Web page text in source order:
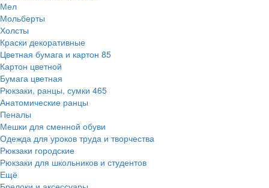
Мел
Мольберты
Холсты
Краски декоративные
Цветная бумага и картон 85
Картон цветной
Бумага цветная
Рюкзаки, ранцы, сумки 465
Анатомические ранцы
Пеналы
Мешки для сменной обуви
Одежда для уроков труда и творчества
Рюкзаки городские
Рюкзаки для школьников и студентов
Ещё